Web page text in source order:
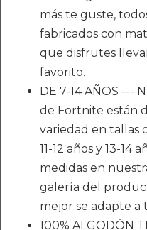
más te guste,
fabricados con
que disfrutes
favorito.
DE 7-14 AÑOS ---
de Fortnite están
variedad en tallas
11-12 años y 13-14
medidas en
galería del
mejor se adapte a
100% ALGODÓN